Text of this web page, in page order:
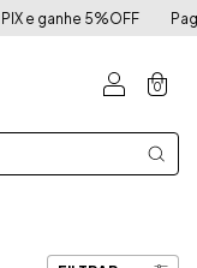
e ganhe 5%OFF
0